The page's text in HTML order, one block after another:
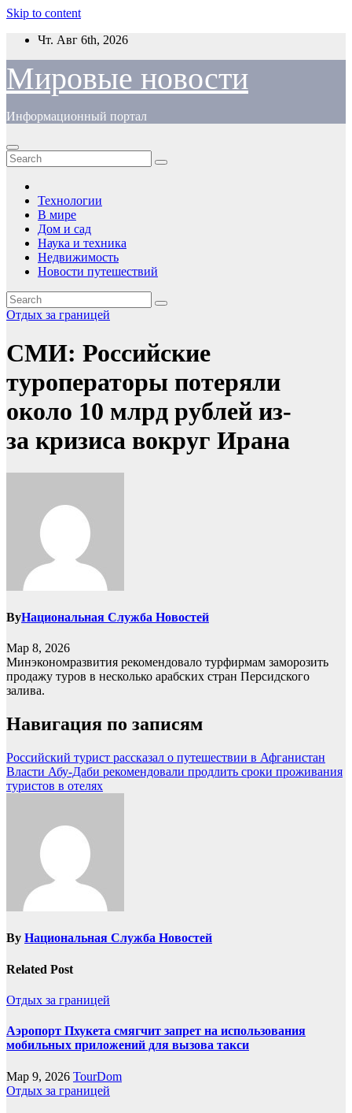
Skip to content
Чт. Авг 6th, 2026
Мировые новости
Информационный портал
Технологии
В мире
Дом и сад
Наука и техника
Недвижимость
Новости путешествий
Отдых за границей
СМИ: Российские
туроператоры потеряли
около 10 млрд рублей из-
за кризиса вокруг Ирана
ByНациональная Служба Новостей
Мар 8, 2026
Минэкономразвития рекомендовало турфирмам заморозить
продажу туров в несколько арабских стран Персидского
залива.
Навигация по записям
Российский турист рассказал о путешествии в Афганистан
Власти Абу-Даби рекомендовали продлить сроки проживания
туристов в отелях
By Национальная Служба Новостей
Related Post
Отдых за границей
Аэропорт Пхукета смягчит запрет на использования
мобильных приложений для вызова такси
Мар 9, 2026 TourDom
Отдых за границей